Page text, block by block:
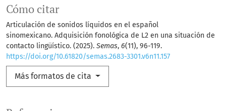
Cómo citar
Articulación de sonidos líquidos en el español
sinomexicano. Adquisición fonológica de L2 en una situación de
contacto lingüístico. (2025). Semas, 6(11), 96-119.
https://doi.org/10.61820/semas.2683-3301.v6n11.157
Más formatos de cita